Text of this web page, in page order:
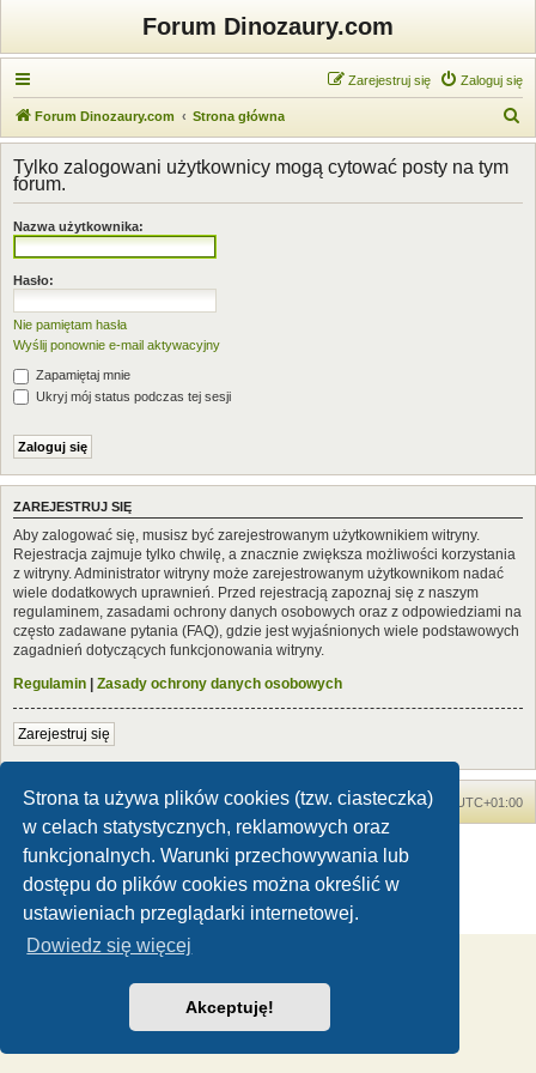
Strona ta używa plików cookies (tzw. ciasteczka)
w celach statystycznych, reklamowych oraz
funkcjonalnych. Warunki przechowywania lub
dostępu do plików cookies można określić w
ustawieniach przeglądarki internetowej.
Dowiedz się więcej
Akceptuję!
Forum Dinozaury.com
Zaloguj się
Zarejestruj się
Forum Dinozaury.com Strona główna
z
k
Tylko zalogowani użytkownicy mogą cytować posty na tym
forum.
Nazwa użytkownika:
Hasło:
Nie pamiętam hasła
Wyślij ponownie e-mail aktywacyjny
Zapamiętaj mnie
Ukryj mój status podczas tej sesji
ZAREJESTRUJ SIĘ
Aby zalogować się, musisz być zarejestrowanym użytkownikiem witryny.
Rejestracja zajmuje tylko chwilę, a znacznie zwiększa możliwości korzystania
z witryny. Administrator witryny może zarejestrowanym użytkownikom nadać
wiele dodatkowych uprawnień. Przed rejestracją zapoznaj się z naszym
regulaminem, zasadami ochrony danych osobowych oraz z odpowiedziami na
często zadawane pytania (FAQ), gdzie jest wyjaśnionych wiele podstawowych
zagadnień dotyczących funkcjonowania witryny.
Regulamin | Zasady ochrony danych osobowych
Zarejestruj się
Forum Dinozaury.com Strona główna Strefa czasowa UTC+01:00
Dinozaury.com
© 2006-2020
Technologię dostarcza
phpBB
® Forum Software © phpBB Limited
Polski pakiet językowy dostarczaphpBB.pl
Zasady ochrony danych osobowych|Regulamin